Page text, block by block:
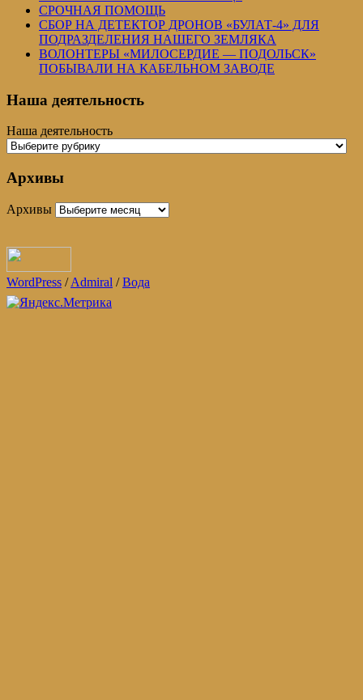
СРОЧНАЯ ПОМОЩЬ
СБОР НА ДЕТЕКТОР ДРОНОВ «БУЛАТ-4» ДЛЯ
ПОДРАЗДЕЛЕНИЯ НАШЕГО ЗЕМЛЯКА
ВОЛОНТЕРЫ «МИЛОСЕРДИЕ — ПОДОЛЬСК»
ПОБЫВАЛИ НА КАБЕЛЬНОМ ЗАВОДЕ
Наша деятельность
Наша деятельность
Архивы
Архивы
WordPress /Admiral /Вода